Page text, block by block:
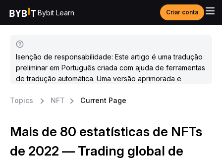
Bybit Learn Criar conta
Isenção de responsabilidade: Este artigo é uma tradução
preliminar em Português criada com ajuda de ferramentas
de tradução automática. Uma versão aprimorada e
Topics
NFT Current Page
Mais de 80 estatísticas de NFTs
de 2022 — Trading global de